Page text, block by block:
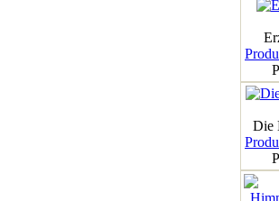
Die